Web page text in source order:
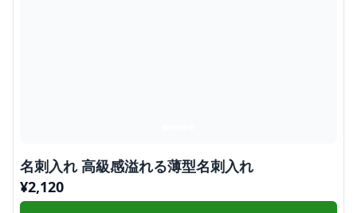
名刺入れ 高級感溢れる薄型名刺入れ
¥2,120